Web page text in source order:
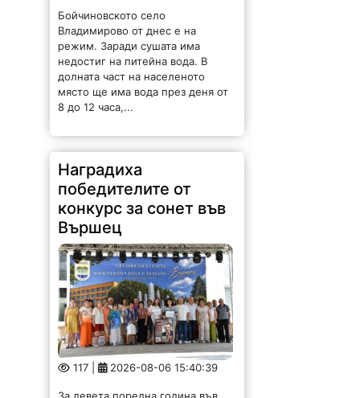
Бойчиновското село
Владимирово от днес е на
режим. Заради сушата има
недостиг на питейна вода. В
долната част на населеното
място ще има вода през деня от
8 до 12 часа,...
Наградиха
победителите от
конкурс за сонет във
Вършец
117 | 2026-08-06 15:40:39